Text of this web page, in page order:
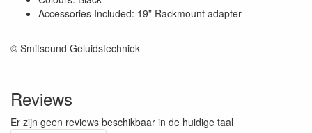
Accessories Included: 19” Rackmount adapter
© Smitsound Geluidstechniek
Reviews
Er zijn geen reviews beschikbaar in de huidige taal